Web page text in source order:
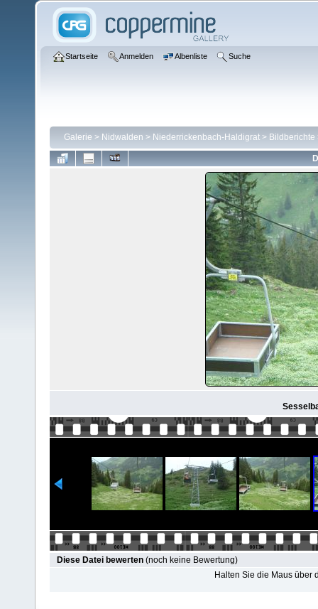
Startseite Anmelden Albenliste Suche
Galerie > Nidwalden > Niederrickenbach-Haldigrat > Bildberichte
Diese Datei bewerten (noch keine Bewertung)
Halten Sie die Maus über